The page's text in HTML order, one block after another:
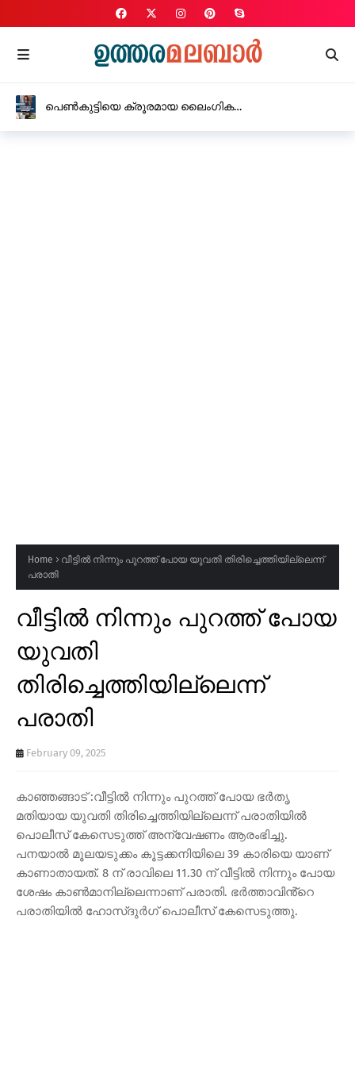
പെൺകുട്ടിയെ ക്രൂരമായ ലൈംഗിക
Home
വീട്ടിൽ നിന്നും പുറത്ത് പോയ യുവതി തിരിച്ചെത്തിയില്ലെന്ന്
പരാതി
വീട്ടിൽ നിന്നും പുറത്ത് പോയ
യുവതി
തിരിച്ചെത്തിയില്ലെന്ന്
പരാതി
February 09, 2025
കാഞ്ഞങ്ങാട് :വീട്ടിൽ നിന്നും പുറത്ത് പോയ ഭർതൃ
മതിയായ യുവതി തിരിച്ചെത്തിയില്ലെന്ന് പരാതിയിൽ
പൊലീസ് കേസെടുത്ത് അന്വേഷണം ആരംഭിച്ചു.
പനയാൽ മൂലയടുക്കം കൂട്ടക്കനിയിലെ 39 കാരിയെ യാണ്
കാണാതായത്. 8 ന് രാവിലെ 11.30 ന് വീട്ടിൽ നിന്നും പോയ
ശേഷം കാൺമാനില്ലെന്നാണ് പരാതി. ഭർത്താവിൻ്റെ
പരാതിയിൽ ഹോസ്ദുർഗ് പൊലീസ് കേസെടുത്തു.